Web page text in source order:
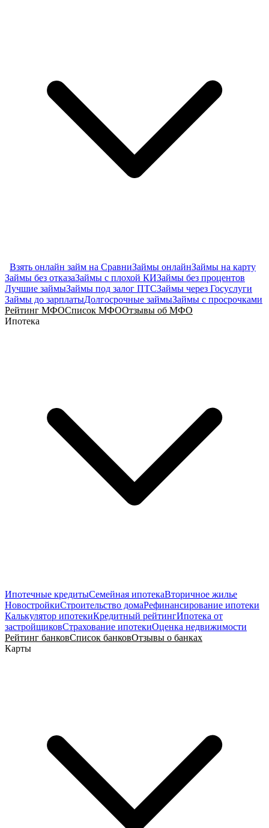
Взять онлайн займ на СравниЗаймы онлайнЗаймы на карту
Займы без отказаЗаймы с плохой КИЗаймы без процентов
Лучшие займыЗаймы под залог ПТСЗаймы через Госуслуги
Займы до зарплатыДолгосрочные займыЗаймы с просрочками
Рейтинг МФОСписок МФООтзывы об МФО
Ипотека
Ипотечные кредитыСемейная ипотекаВторичное жилье
НовостройкиСтроительство домаРефинансирование ипотеки
Калькулятор ипотекиКредитный рейтингИпотека от
застройщиковСтрахование ипотекиОценка недвижимости
Рейтинг банковСписок банковОтзывы о банках
Карты